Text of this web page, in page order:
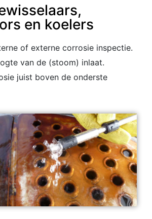
en koelers
of externe corrosie inspectie.
van de (stoom) inlaat.
juist boven de onderste